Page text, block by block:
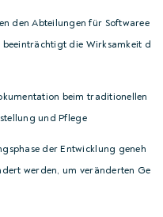
den Abteilungen für Softwaree
die Wirksamkeit d
beim traditionellen
und Pflege
der Entwicklung geneh
werden, um veränderten Ge